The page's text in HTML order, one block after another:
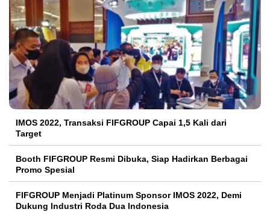
IMOS 2022, Transaksi FIFGROUP Capai 1,5 Kali dari
Target
Booth FIFGROUP Resmi Dibuka, Siap Hadirkan Berbagai
Promo Spesial
FIFGROUP Menjadi Platinum Sponsor IMOS 2022, Demi
Dukung Industri Roda Dua Indonesia